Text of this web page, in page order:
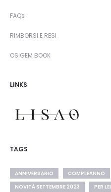
FAQs
RIMBORSI E RESI
OSIGEM BOOK
LINKS
TAGS
ANNIVERSARIO COMPLEANNO
NOVITÀ SETTEMBRE 2023
PER LEI